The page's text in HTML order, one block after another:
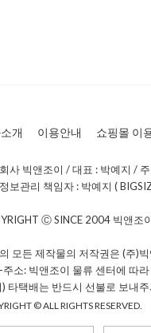
개 이용안내 쇼핑몰 이
사 빅앤조이 / 대표 : 박예지 /
보관리 책임자 : 박예지 (
Ⓒ SINCE 2004 빅앤조
모든 제작물의 저작권은 (주)
주소: 빅앤조이 물류 센터에 따
타택배는 반드시 선불로 보내
© ALL RIGHTS RESERVED.